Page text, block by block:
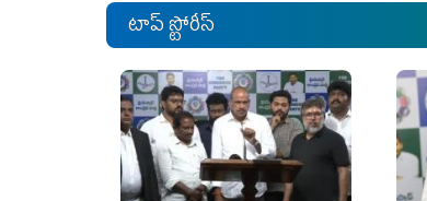
టాప్ స్టోరీస్